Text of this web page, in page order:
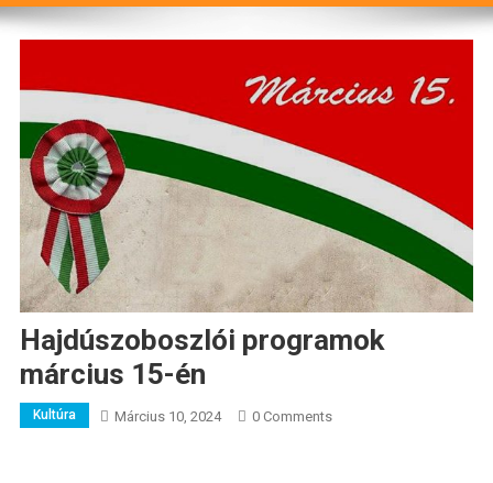
Hajdúszoboszlói programok
március 15-én
Kultúra Március 10, 2024 0 Comments